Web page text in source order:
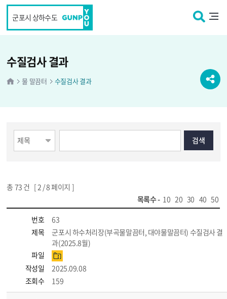
군포시 상하수도
물 말끔터 수질검사 결과
수질검사 결과
총 73 건 [2 / 8 페이지 ]
목록수 - 10 20 30 40 50
번호
63
제목
군포시 하수처리장(부곡물말끔터, 대야물말끔터) 수질검사 결
과(2025.8월)
파일
작성일
2025.09.08
조회수
159